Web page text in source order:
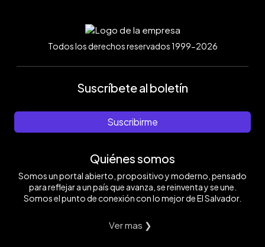
Todos los derechos reservados 1999-2026
Suscríbete al boletín
Suscribirme
Quiénes somos
Somos un portal abierto, propositivo y moderno, pensado
para reflejar a un país que avanza, se reinventa y se une.
Somos el punto de conexión con lo mejor de El Salvador.
Ver mas ❯